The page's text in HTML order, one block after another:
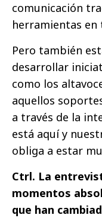
comunicación
herramientas
Pero también
desarrollar
como los
aquellos
a través de la
está aquí y
obliga a estar
Ctrl. La
momentos
que han